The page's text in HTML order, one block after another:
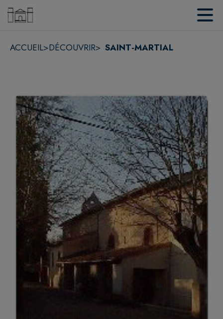
Contenu
ACCUEIL>DÉCOUVRIR> SAINT-MARTIAL